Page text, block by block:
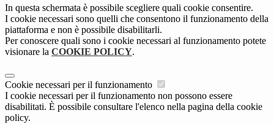
In questa schermata è possibile scegliere quali cookie consentire.
I cookie necessari sono quelli che consentono il funzionamento della
piattaforma e non è possibile disabilitarli.
Per conoscere quali sono i cookie necessari al funzionamento potete
visionare la COOKIE POLICY.
Cookie necessari per il funzionamento
I cookie necessari per il funzionamento non possono essere
disabilitati. È possibile consultare l'elenco nella pagina della cookie
policy.